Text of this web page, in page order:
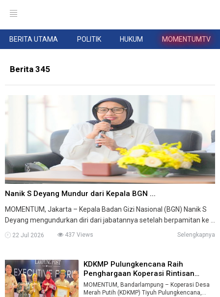
BERITA UTAMA POLITIK HUKUM MOMENTUMTV
Berita 345
Nanik S Deyang Mundur dari Kepala BGN ...
MOMENTUM, Jakarta – Kepala Badan Gizi Nasional (BGN) Nanik S
Deyang mengundurkan diri dari jabatannya setelah berpamitan ke ...
22 Jul 2026 437 Views Selengkapnya
KDKMP Pulungkencana Raih
Penghargaan Koperasi Rintisan
Terbaik I ...
MOMENTUM, Bandarlampung – Koperasi Desa
Merah Putih (KDKMP) Tiyuh Pulungkencana,